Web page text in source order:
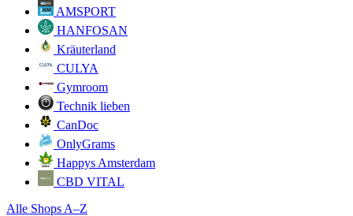
AMSPORT
HANFOSAN
Kräuterland
CULYA
Gymroom
Technik lieben
CanDoc
OnlyGrams
Happys Amsterdam
CBD VITAL
Alle Shops A–Z